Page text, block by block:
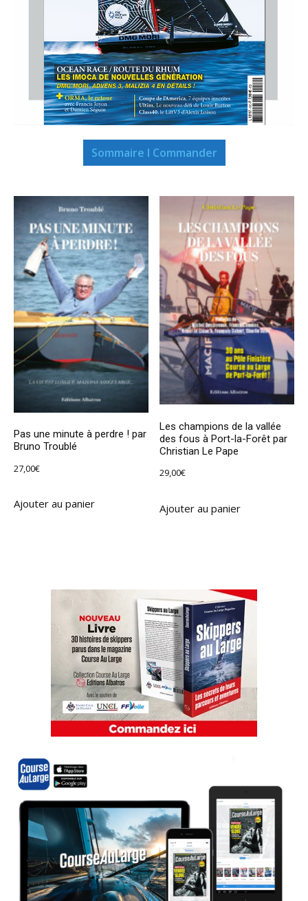
Sommaire I Commander
Pas une minute à perdre ! par
Bruno Troublé
27,00€
Ajouter au panier
Les champions de la vallée
des fous à Port-la-Forêt par
Christian Le Pape
29,00€
Ajouter au panier